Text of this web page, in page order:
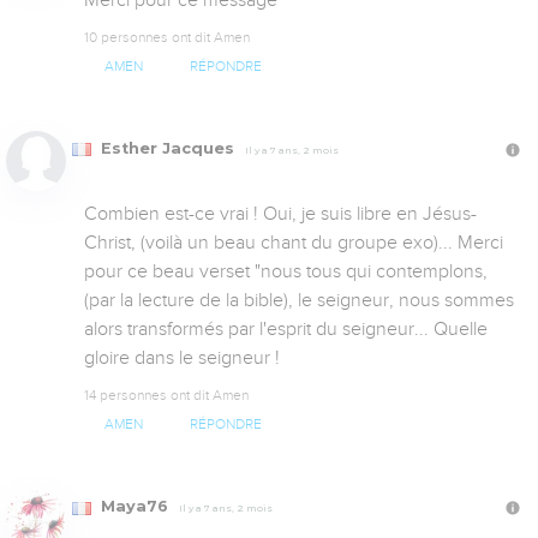
10 personnes ont dit Amen
AMEN RÉPONDRE
Esther Jacques Il y a 7 ans, 2 mois
Combien est-ce vrai ! Oui, je suis libre en Jésus-
Christ, (voilà un beau chant du groupe exo)... Merci
pour ce beau verset "nous tous qui contemplons,
(par la lecture de la bible), le seigneur, nous sommes
alors transformés par l'esprit du seigneur... Quelle
gloire dans le seigneur !
14 personnes ont dit Amen
AMEN RÉPONDRE
Maya76 Il y a 7 ans, 2 mois